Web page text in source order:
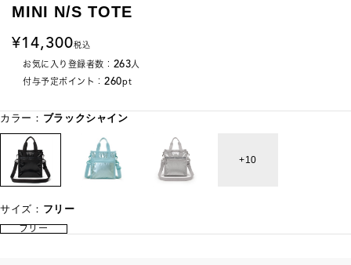
MINI N/S TOTE
14,300税込
お気に入り登録者数： 263人
付与予定ポイント： 260pt
カラー： ブラックシャイン
10
サイズ： フリー
フリー